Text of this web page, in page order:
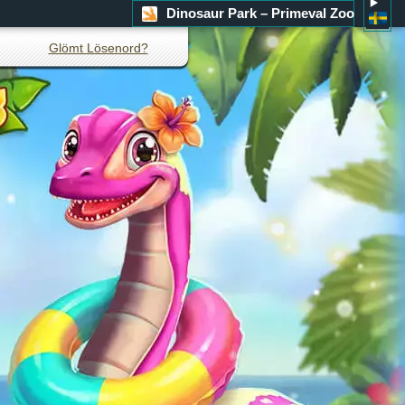
Dinosaur Park – Primeval Zoo
Glömt Lösenord?